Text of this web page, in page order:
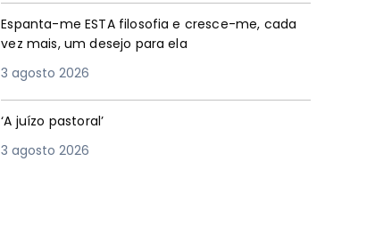
Espanta-me ESTA filosofia e cresce-me, cada
vez mais, um desejo para ela
3 agosto 2026
‘A juízo pastoral’
3 agosto 2026